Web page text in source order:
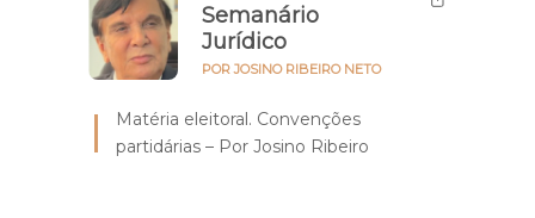
Semanário
Jurídico
POR JOSINO RIBEIRO NETO
Matéria eleitoral. Convenções
partidárias – Por Josino Ribeiro